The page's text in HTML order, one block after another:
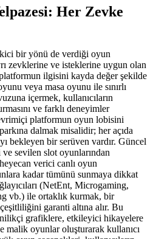
Her Zevke
bir yönü de verdiği oyun
zevklerine ve isteklerine uygun olan
ilgisini kayda değer şekilde
veya masa oyunu ile sınırlı
içermek, kullanıcıların
ve farklı deneyimler
platformun oyun lobisini
dalmak misalidir; her açıda
bekleyen bir serüven vardır. Güncel
sevilen slot oyunlarından
verici canlı oyun
kadar tümünü sunmaya dikkat
(NetEnt, Microgaming,
vb.) ile ortaklık kurmak, bir
garanti altına alır. Bu
grafiklere, etkileyici hikayelere
malik oyunlar oluşturarak kullanıcı